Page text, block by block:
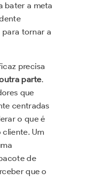
bater a meta
para tornar a
precisa
parte.
que
centradas
o que é
Um
de
que o